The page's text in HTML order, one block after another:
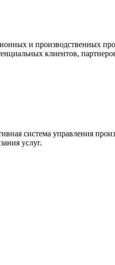
и производственных
клиентов,
система управления
услуг.